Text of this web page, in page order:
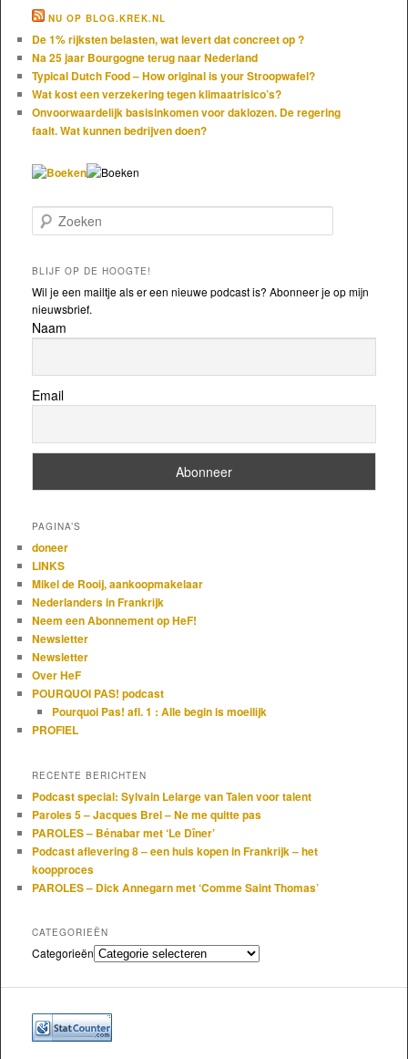
NU OP BLOG.KREK.NL
De 1% rijksten belasten, wat levert dat concreet op ?
Na 25 jaar Bourgogne terug naar Nederland
Typical Dutch Food – How original is your Stroopwafel?
Wat kost een verzekering tegen klimaatrisico’s?
Onvoorwaardelijk basisinkomen voor daklozen. De regering
faalt. Wat kunnen bedrijven doen?
Zoeken
BLIJF OP DE HOOGTE!
Wil je een mailtje als er een nieuwe podcast is? Abonneer je op mijn
nieuwsbrief.
Naam
Email
PAGINA’S
doneer
LINKS
Mikel de Rooij, aankoopmakelaar
Nederlanders in Frankrijk
Neem een Abonnement op HeF!
Newsletter
Newsletter
Over HeF
POURQUOI PAS! podcast
Pourquoi Pas! afl. 1 : Alle begin is moeilijk
PROFIEL
RECENTE BERICHTEN
Podcast special: Sylvain Lelarge van Talen voor talent
Paroles 5 – Jacques Brel – Ne me quitte pas
PAROLES – Bénabar met ‘Le Dîner’
Podcast aflevering 8 – een huis kopen in Frankrijk – het
koopproces
PAROLES – Dick Annegarn met ‘Comme Saint Thomas’
CATEGORIEËN
Categorieën